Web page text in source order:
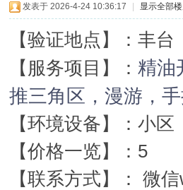
发表于 2026-4-24 10:36:17 显示全部
【验证地点】：丰台
【服务项目】：精油
推三角区，漫游，
【环境设备】：小区
【价格一览】：5
【联系方式】： 微